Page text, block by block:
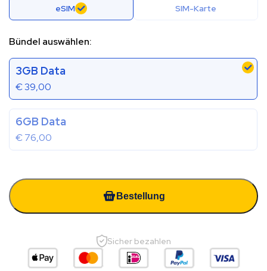
eSIM SIM-Karte
Bündel auswählen:
3GB Data
€39,00
6GB Data
€76,00
Bestellung
Sicher bezahlen